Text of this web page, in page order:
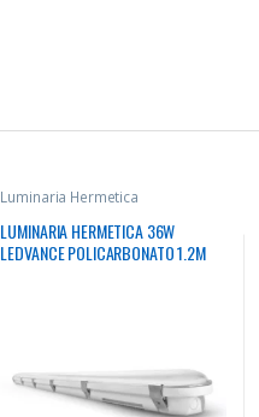
Luminaria Hermetica
LUMINARIA HERMETICA 36W
LEDVANCE POLICARBONATO 1.2M